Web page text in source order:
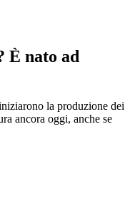
È nato ad
la produzione dei
ancora oggi, anche se